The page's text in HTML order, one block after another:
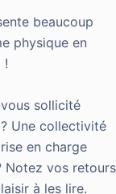
beaucoup
physique en
!
sollicité
Une collectivité
en charge
Notez vos retours
à les lire.